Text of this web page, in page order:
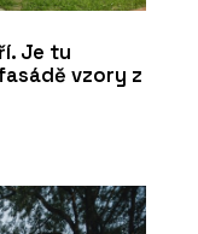
Je tu
vzory z